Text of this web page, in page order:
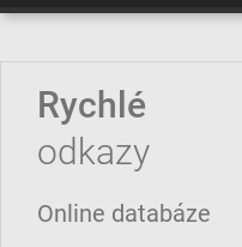
Rychlé
odkazy
Online databáze